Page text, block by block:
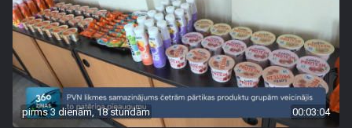
pirms 3 dienām, 18 stundām 00:03:04